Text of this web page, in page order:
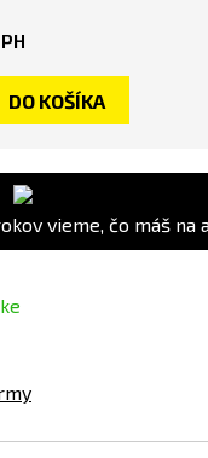
DO KOŠÍKA
vieme, čo máš na